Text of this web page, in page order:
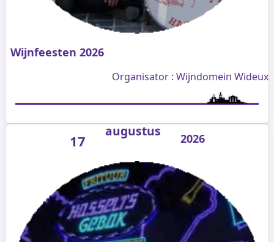
Wijnfeesten 2026
Organisator : Wijndomein Wideux
17
augustus 2026